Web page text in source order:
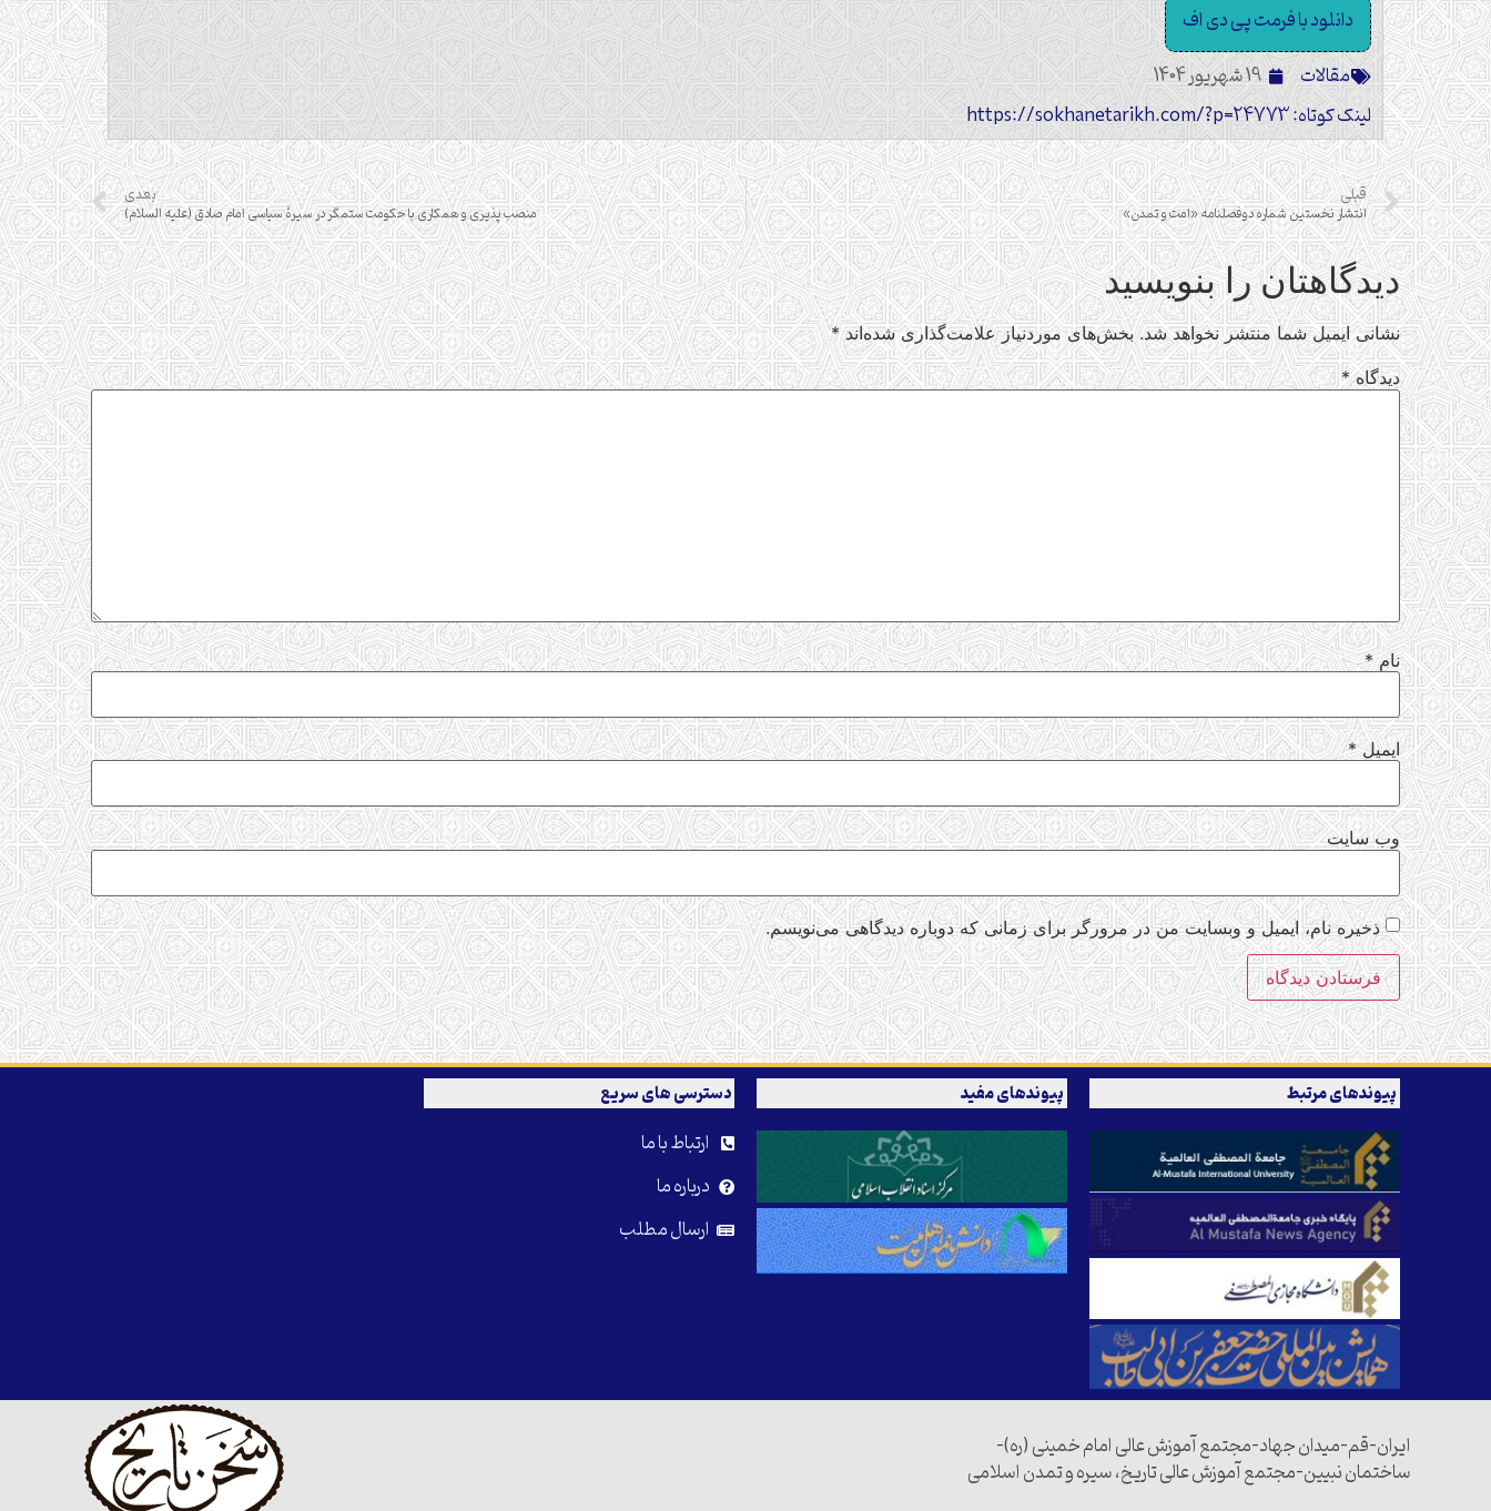
دانلود با فرمت پی دی اف
مقالات
19 شهریور 1404
لینک کوتاه: https://sokhanetarikh.com/?p=24773
قبلی
انتشار نخستین شماره دوفصلنامه «امت و تمدن»
بعدی
منصب ‏پذیری و همکاری با حکومت‏‎ ستمگر در سیرۀ سیاسی امام صادق (علیه السلام)
دیدگاهتان را بنویسید
نشانی ایمیل شما منتشر نخواهد شد. بخش‌های موردنیاز علامت‌گذاری شده‌اند*
دیدگاه*
نام*
ایمیل*
وب‌ سایت
ذخیره نام، ایمیل و وبسایت من در مرورگر برای زمانی که دوباره دیدگاهی می‌نویسم.
پیوندهای مرتبط پیوندهای مفید دسترسی های سریع
ارتباط با ما
درباره ما
ارسال مطلب
ایران-قم-میدان جهاد-مجتمع آموزش عالی امام خمینی (ره)-
ساختمان نبیین-مجتمع آموزش عالی تاریخ، سیره و تمدن اسلامی